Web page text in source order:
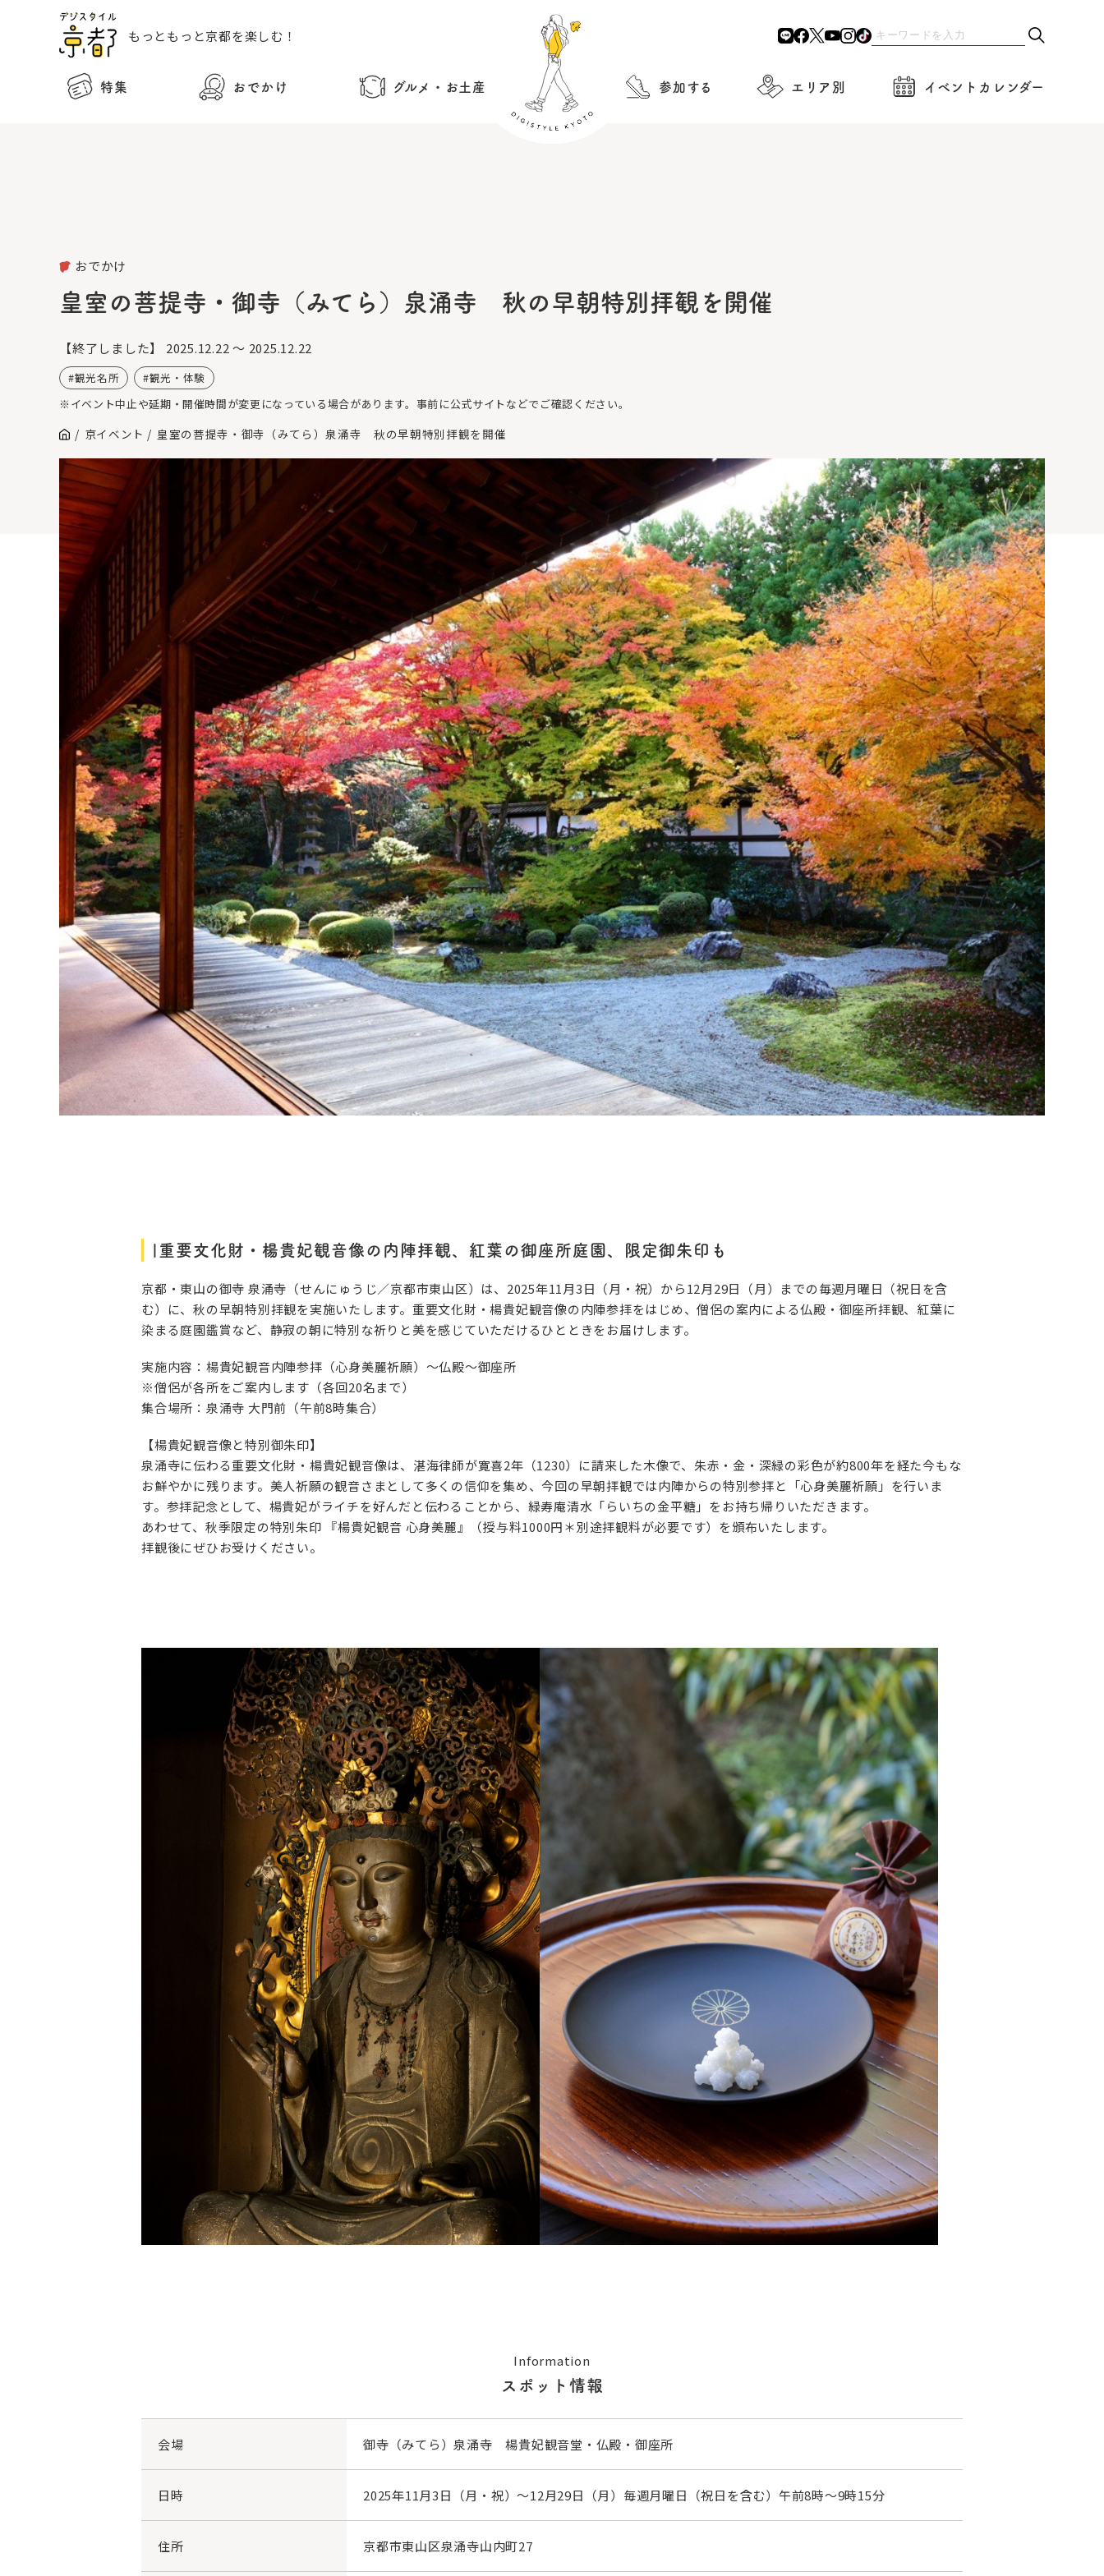
もっともっと京都を楽しむ！
特集 おでかけ グルメ・お土産 参加する エリア別 イベントカレンダー
おでかけ
皇室の菩提寺・御寺（みてら）泉涌寺 秋の早朝特別拝観を開催
【終了しました】 2025.12.22 ～ 2025.12.22
観光名所
観光・体験
※イベント中止や延期・開催時間が変更になっている場合があります。事前に公式サイトなどでご確認ください。
京イベント 皇室の菩提寺・御寺（みてら）泉涌寺 秋の早朝特別拝観を開催
|重要文化財・楊貴妃観音像の内陣拝観、紅葉の御座所庭園、限定御朱印も
京都・東山の御寺 泉涌寺（せんにゅうじ／京都市東山区）は、2025年11月3日（月・祝）から12月29日（月）までの毎週月曜日（祝日を含
む）に、秋の早朝特別拝観を実施いたします。重要文化財・楊貴妃観音像の内陣参拝をはじめ、僧侶の案内による仏殿・御座所拝観、紅葉に
染まる庭園鑑賞など、静寂の朝に特別な祈りと美を感じていただけるひとときをお届けします。
実施内容：楊貴妃観音内陣参拝（心身美麗祈願）〜仏殿〜御座所
※僧侶が各所をご案内します（各回20名まで）
集合場所：泉涌寺 大門前（午前8時集合）
【楊貴妃観音像と特別御朱印】
泉涌寺に伝わる重要文化財・楊貴妃観音像は、湛海律師が寛喜2年（1230）に請来した木像で、朱赤・金・深緑の彩色が約800年を経た今もな
お鮮やかに残ります。美人祈願の観音さまとして多くの信仰を集め、今回の早朝拝観では内陣からの特別参拝と「心身美麗祈願」を行いま
す。参拝記念として、楊貴妃がライチを好んだと伝わることから、緑寿庵清水「らいちの金平糖」をお持ち帰りいただきます。
あわせて、秋季限定の特別朱印 『楊貴妃観音 心身美麗』（授与料1000円＊別途拝観料が必要です）を頒布いたします。
拝観後にぜひお受けください。
Information
スポット情報
会場 御寺（みてら）泉涌寺 楊貴妃観音堂・仏殿・御座所
日時 2025年11月3日（月・祝）〜12月29日（月）毎週月曜日（祝日を含む）午前8時〜9時15分
住所 京都市東山区泉涌寺山内町27